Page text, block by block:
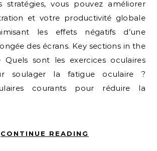
vous pouvez améliorer
et votre productivité globale
les effets négatifs d’une
des écrans. Key sections in the
Quels sont les exercices oculaires
soulager la fatigue oculaire ?
courants pour réduire la
CONTINUE READING